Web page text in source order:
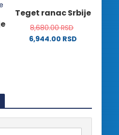
mogu
biti
izabrane
Teget ranac Srbije
8,680.00RSD
6,944.00 RSD